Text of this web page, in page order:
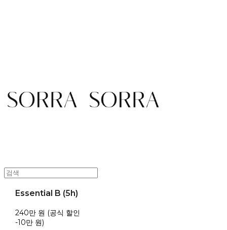
Essential B (5h)
240만 원 (공식 할인
-10만 원)